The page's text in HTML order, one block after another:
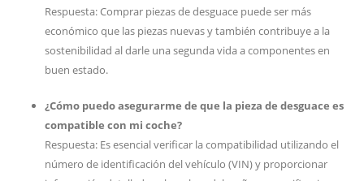
Respuesta: Comprar piezas de desguace puede ser más
económico que las piezas nuevas y también contribuye a la
sostenibilidad al darle una segunda vida a componentes en
buen estado.
¿Cómo puedo asegurarme de que la pieza de desguace es
compatible con mi coche?
Respuesta: Es esencial verificar la compatibilidad utilizando el
número de identificación del vehículo (VIN) y proporcionar